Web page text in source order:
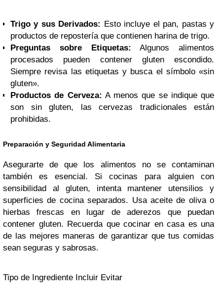
Trigo y sus Derivados:
Esto incluye el pan, pastas y
productos de repostería que contienen harina de trigo.
Preguntas sobre Etiquetas: Algunos alimentos
procesados pueden contener gluten escondido.
Siempre revisa las etiquetas y busca el símbolo «sin
gluten».
Productos de Cerveza: A menos que se indique que
son sin gluten, las cervezas tradicionales están
prohibidas.
Preparación y Seguridad Alimentaria
Asegurarte de que los alimentos no se contaminan
también es esencial. Si cocinas para alguien con
sensibilidad al gluten, intenta mantener utensilios y
superficies de cocina separados. Usa aceite de oliva o
hierbas frescas en lugar de aderezos que puedan
contener gluten. Recuerda que cocinar en casa es una
de las mejores maneras de garantizar que tus comidas
sean seguras y sabrosas.
Tipo de Ingrediente Incluir Evitar